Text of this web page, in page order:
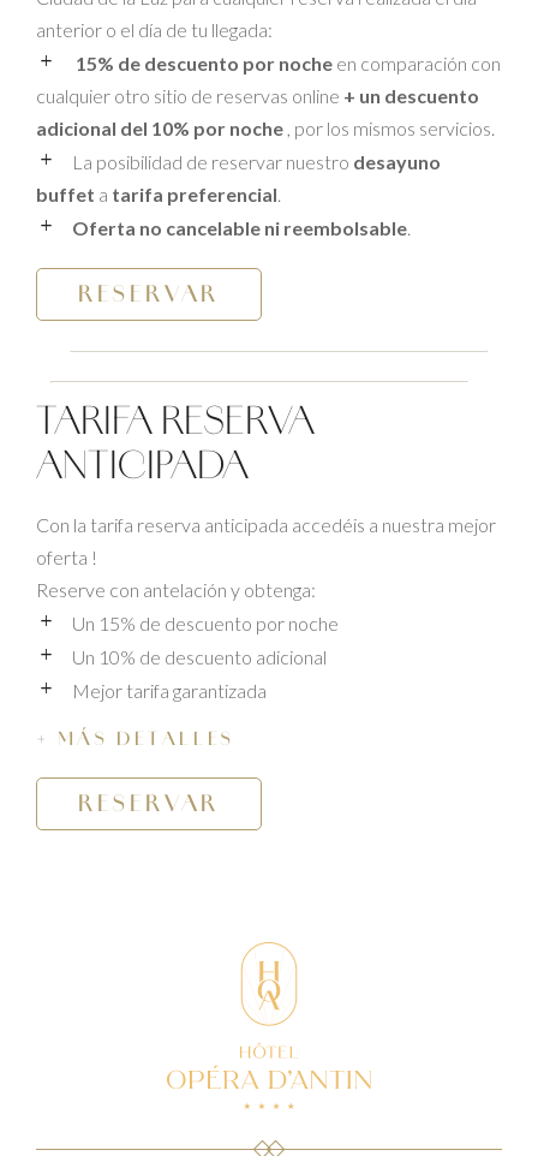
anterior o el día de tu llegada:
15% de descuento por noche en comparación con
cualquier otro sitio de reservas online + un descuento
adicional del 10% por noche , por los mismos servicios.
La posibilidad de reservar nuestro desayuno
buffet a tarifa preferencial
Oferta no cancelable ni reembolsable
RESERVAR
TARIFA RESERVA
ANTICIPADA
Con la tarifa reserva anticipada accedéis a nuestra mejor
oferta !
Reserve con antelación y obtenga:
Un 15% de descuento por noche
Un 10% de descuento adicional
Mejor tarifa garantizada
MÁS DETALLES
RESERVAR